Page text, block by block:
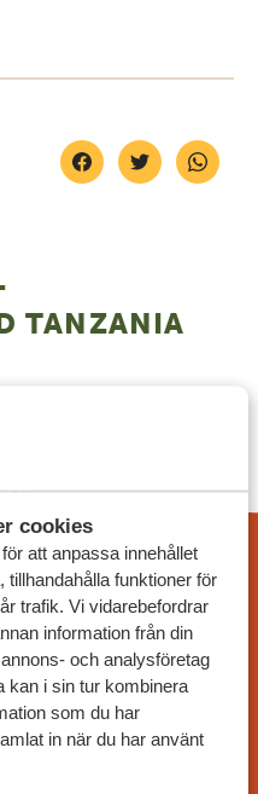
cookies
att anpassa innehållet
tillhandahålla funktioner för
trafik. Vi vidarebefordrar
information från din
och analysföretag
kan i sin tur kombinera
som du har
in när du har använt
TANZANIA
skräddarsy din resa
på resplaner är
specialister arbetar
skapa din drömresa!